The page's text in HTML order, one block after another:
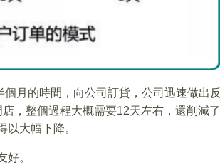
月的時間，向公司訂貨，公司迅速做出反
，整個過程大概需要12天左右，還削減了
大幅下降。
。